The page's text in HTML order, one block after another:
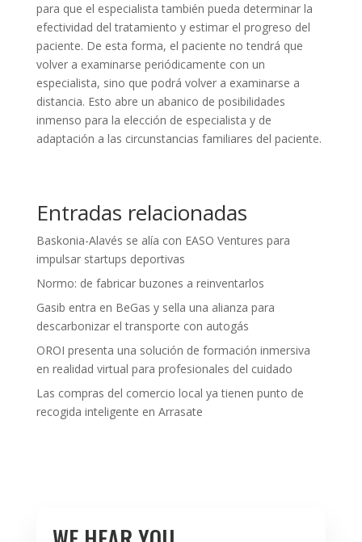
para que el especialista también pueda determinar la
efectividad del tratamiento y estimar el progreso del
paciente. De esta forma, el paciente no tendrá que
volver a examinarse periódicamente con un
especialista, sino que podrá volver a examinarse a
distancia. Esto abre un abanico de posibilidades
inmenso para la elección de especialista y de
adaptación a las circunstancias familiares del paciente.
Entradas relacionadas
Baskonia-Alavés se alía con EASO Ventures para
impulsar startups deportivas
Normo: de fabricar buzones a reinventarlos
Gasib entra en BeGas y sella una alianza para
descarbonizar el transporte con autogás
OROI presenta una solución de formación inmersiva
en realidad virtual para profesionales del cuidado
Las compras del comercio local ya tienen punto de
recogida inteligente en Arrasate